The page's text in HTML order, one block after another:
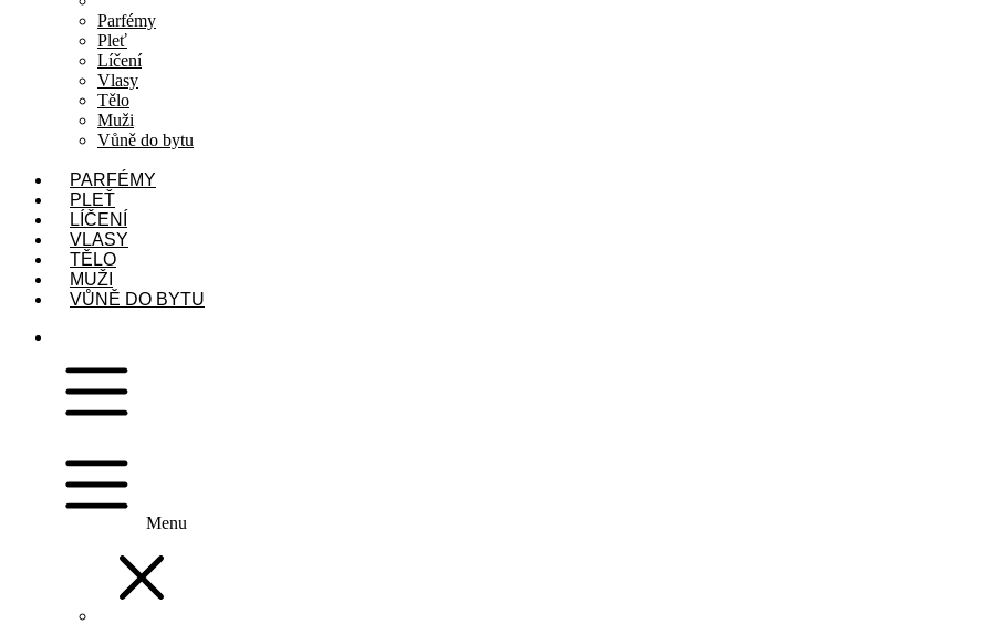
Parfémy
Pleť
Líčení
Vlasy
Tělo
Muži
Vůně do bytu
PARFÉMY
PLEŤ
LÍČENÍ
VLASY
TĚLO
MUŽI
VŮNĚ DO BYTU
Menu